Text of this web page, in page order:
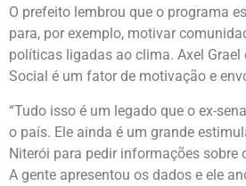
O prefeito lembrou que o programa
para, por exemplo, motivar
políticas ligadas ao clima. Axel
Social é um fator de motivação e
“Tudo isso é um legado que o ex-
o país. Ele ainda é um grande
Niterói para pedir informações sobre
A gente apresentou os dados e ele